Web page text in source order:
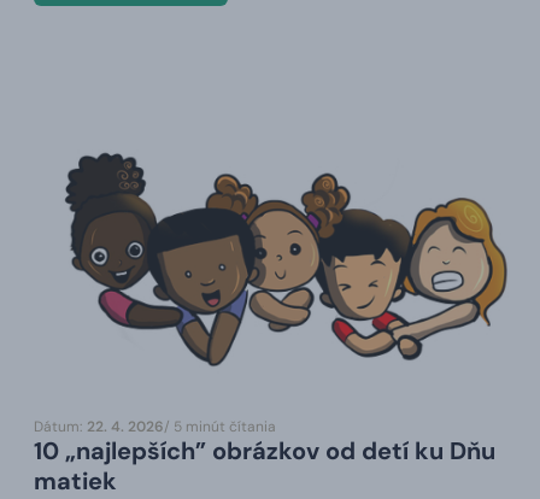
Dátum: 22. 4. 2026/ 5 minút čítania
10 „najlepších” obrázkov od detí ku Dňu
matiek